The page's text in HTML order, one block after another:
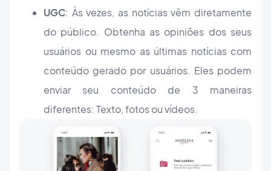
UGC: Às vezes, as notícias vêm diretamente
do público. Obtenha as opiniões dos seus
usuários ou mesmo as últimas notícias com
conteúdo gerado por usuários. Eles podem
enviar seu conteúdo de 3 maneiras
diferentes: Texto, fotos ou vídeos.